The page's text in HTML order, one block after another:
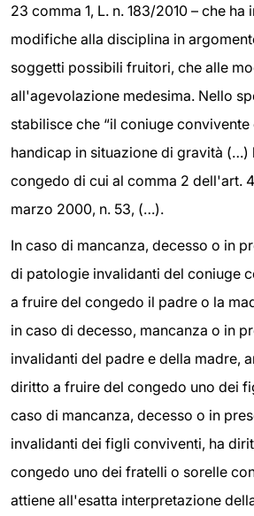
23 comma 1, L. n. 183/2010 – che
modifiche alla disciplina in
soggetti possibili fruitori, che alle
all'agevolazione medesima. Nello
stabilisce che “il coniuge
handicap in situazione di gravità (…)
congedo di cui al comma 2 dell'art.
marzo 2000, n. 53, (…).
In caso di mancanza, decesso o in
di patologie invalidanti del coniuge
a fruire del congedo il padre o la
in caso di decesso, mancanza o in
invalidanti del padre e della madre,
diritto a fruire del congedo uno dei
caso di mancanza, decesso o in
invalidanti dei figli conviventi, ha
congedo uno dei fratelli o sorelle
attiene all'esatta interpretazione